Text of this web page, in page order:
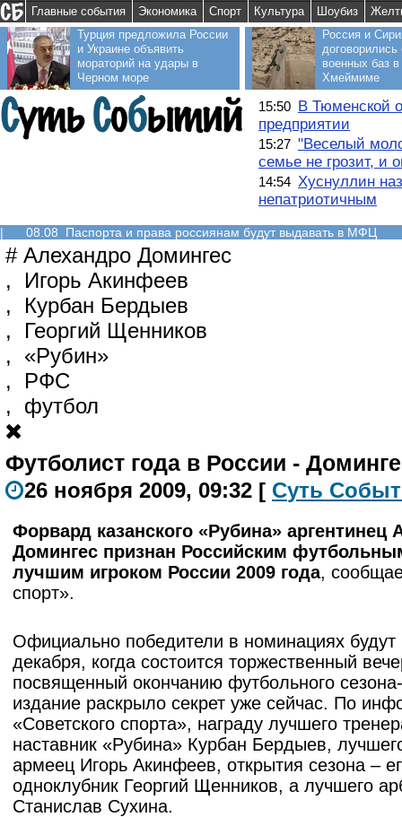
Главные события Экономика Спорт Культура Шоубиз
Турция предложила России
и Украине объявить
мораторий на удары в
Черном море
Россия и
договорились
военных баз
Хмеймиме
15:50 В Тюменской
предприятии
15:27 "Веселый
семье не грозит, и
14:54 Хуснуллин
непатриотичным
| 08.08 Паспорта и права россиянам будут выдавать в МФЦ
# Алехандро Домингес
, Игорь Акинфеев
, Курбан Бердыев
, Георгий Щенников
, «Рубин»
, РФС
, футбол
Футболист года в России -
26 ноября 2009, 09:32 [ Суть Соб
Форвард казанского «Рубина» аргентинец
Домингес признан Российским
лучшим игроком России 2009 года,
спорт».
Официально победители в номинациях будут
декабря, когда состоится торжественный
посвященный окончанию футбольного
издание раскрыло секрет уже сейчас. По
«Советского спорта», награду лучшего
наставник «Рубина» Курбан Бердыев,
армеец Игорь Акинфеев, открытия сезона –
одноклубник Георгий Щенников, а лучшего
Станислав Сухина.